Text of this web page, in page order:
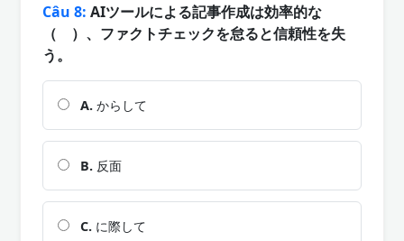
Câu 8: AIツールによる記事作成は効率的な
（ ）、ファクトチェックを怠ると信頼性を失
う。
A. からして
B. 反面
C. に際して